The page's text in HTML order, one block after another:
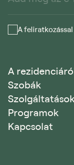
A
Szobák
Programok
Kapcsolat
A